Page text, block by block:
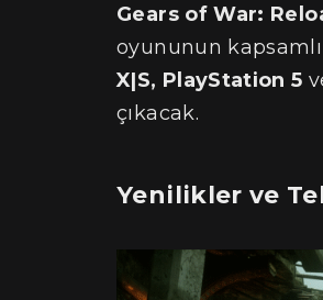
Gears of War:
oyununun
X|S, PlayStation 5
çıkacak.
Yenilikler ve